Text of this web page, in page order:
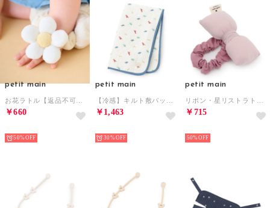
petit main
￥660
50%
petit main
￥1,463
30%
petit main
￥715
50%